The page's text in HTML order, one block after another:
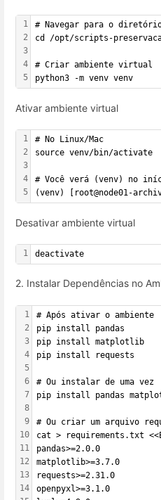
1
2
3
4
5
# Navegar para o
cd /opt/scripts-
# Criar ambiente virtual
python3 -m venv venv
Ativar ambiente virtual
1
2
3
4
5
# No Linux/Mac
source venv/bin/activate
# Você verá (venv) no
(venv) [root@node01-
Desativar ambiente virtual
1 deactivate
2. Instalar Dependências no
1
2
3
4
5
6
7
8
9
10
11
12
13
14
# Após ativar o ambiente
pip install pandas
pip install matplotlib
pip install requests
# Ou instalar de uma vez
pip install pandas
# Ou criar um arquivo
cat > requirements.txt
pandas>=2.0.0
matplotlib>=3.7.0
requests>=2.31.0
openpyxl>=3.1.0